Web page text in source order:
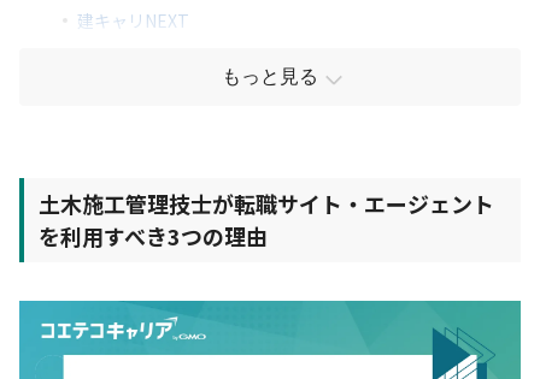
建キャリNEXT
もっと見る
土木施工管理技士が転職サイト・エージェント
を利用すべき3つの理由